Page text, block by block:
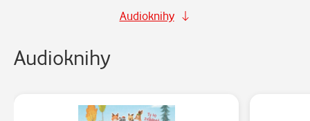
Audioknihy
Audioknihy